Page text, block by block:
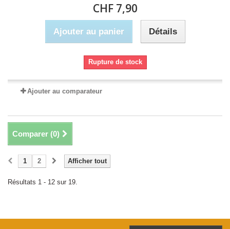
CHF 7,90
Ajouter au panier Détails
Rupture de stock
Ajouter au comparateur
Comparer (0)
Afficher tout
1 2
Résultats 1 - 12 sur 19.